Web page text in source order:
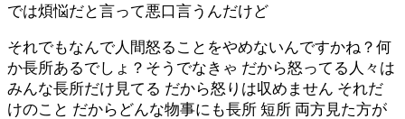
では煩悩だと言って悪口言うんだけど
それでもなんで人間怒ることをやめないんですかね？何
か長所あるでしょ？そうでなきゃ だから怒ってる人々は
みんな長所だけ見てる だから怒りは収めません それだ
けのこと だからどんな物事にも長所 短所 両方見た方が